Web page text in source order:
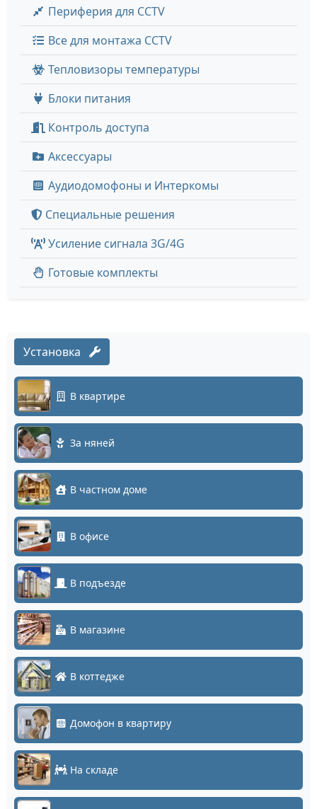
Периферия для CCTV
Все для монтажа CCTV
Тепловизоры температуры
Блоки питания
Контроль доступа
Аксессуары
Аудиодомофоны и Интеркомы
Специальные решения
Усиление сигнала 3G/4G
Готовые комплекты
Установка
В квартире
За няней
В частном доме
В офисе
В подъезде
В магазине
В коттедже
Домофон в квартиру
На складе